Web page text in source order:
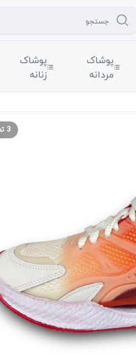
پوشاک
مردانه
پوشاک
زنانه
3